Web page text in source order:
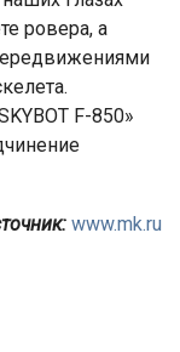
ровера, а
F-850»
www.mk.ru